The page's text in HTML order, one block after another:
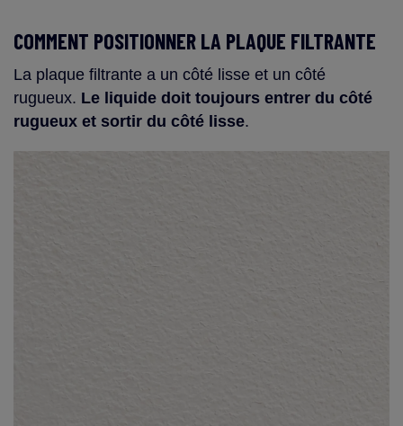
COMMENT POSITIONNER LA PLAQUE FILTRANTE
La plaque filtrante a un côté lisse et un côté
rugueux. Le liquide doit toujours entrer du côté
rugueux et sortir du côté lisse.